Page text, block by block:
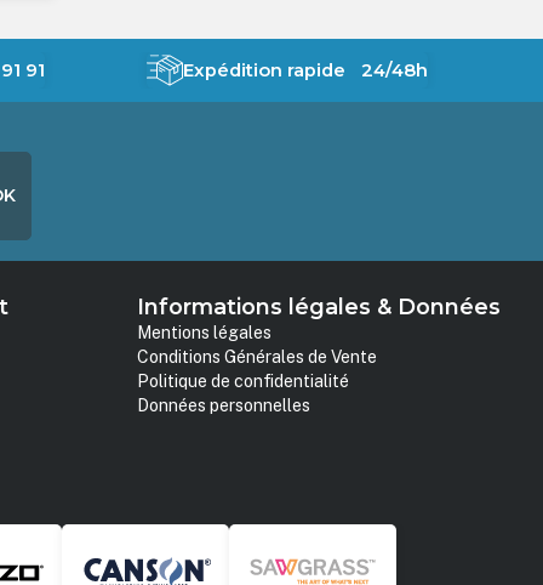
91 Expédition rapide 24/48h
Informations légales & Données
Mentions légales
Conditions Générales de Vente
Politique de confidentialité
Données personnelles